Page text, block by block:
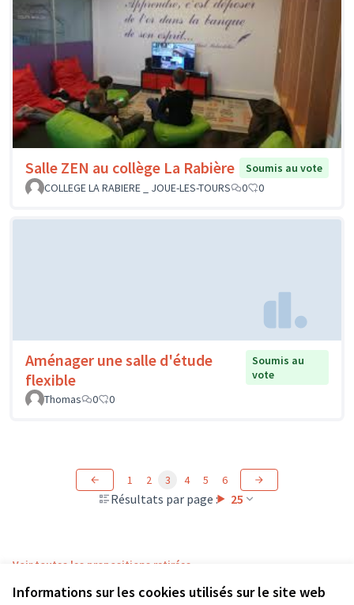
Informations sur les cookies utilisés sur le site web
Salle ZEN au collège La Rabière
Soumis au vote
COLLEGE LA RABIERE _ JOUE-LES-TOURS
0 0
Aménager une salle d'étude
flexible
Soumis au
vote
Thomas
0 0
Résultats par page : 25
1 2 3 4 5 6
Voir toutes les propositions retirées